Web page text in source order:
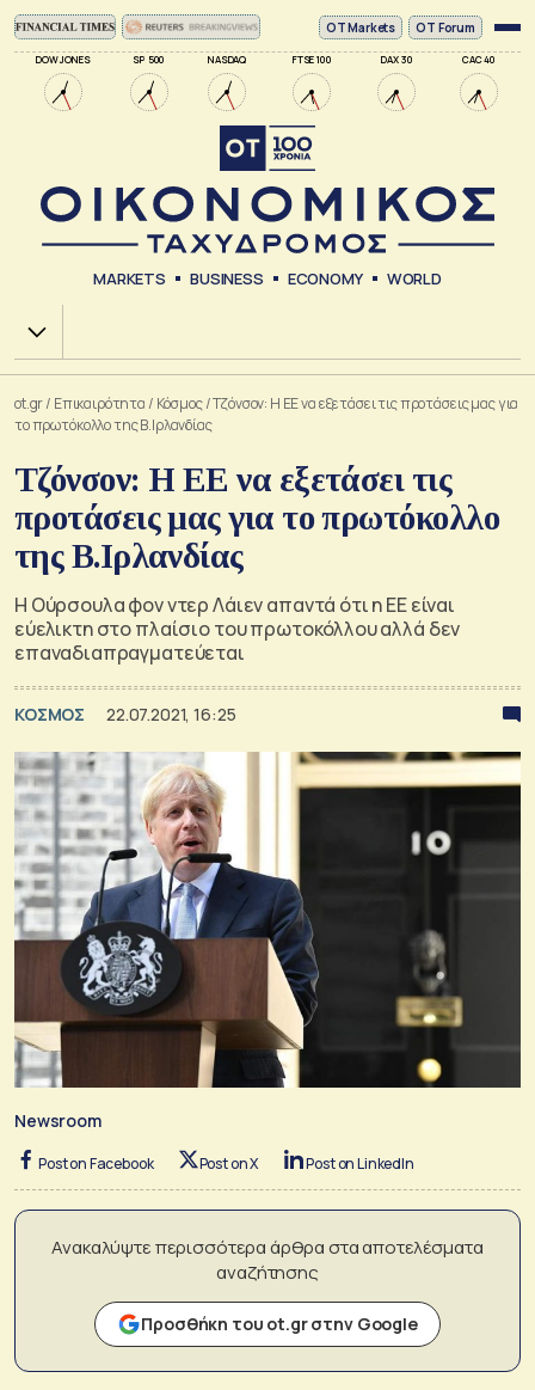
DOW JONES SP 500 NASDAQ FTSE 100 DAX 30 CAC 40
ΟΤ Markets OT Forum
MARKETS BUSINESS ECONOMY WORLD
Χ.Α.
ot.gr/ Επικαιρότητα / Κόσμος/Tζόνσον: Η ΕΕ να εξετάσει τις προτάσεις μας για
το πρωτόκολλο της Β.Ιρλανδίας
Tζόνσον: Η ΕΕ να εξετάσει τις
προτάσεις μας για το πρωτόκολλο
της Β.Ιρλανδίας
H Ούρσουλα φον ντερ Λάιεν απαντά ότι η ΕΕ είναι
εύελικτη στο πλαίσιο του πρωτοκόλλου αλλά δεν
επαναδιαπραγματεύεται
ΚΟΣΜΟΣ 22.07.2021, 16:25
Newsroom
Post on Facebook Post on X Post on LinkedIn
Ανακαλύψτε περισσότερα άρθρα στα αποτελέσματα
αναζήτησης
Προσθήκη του ot.gr στην Google